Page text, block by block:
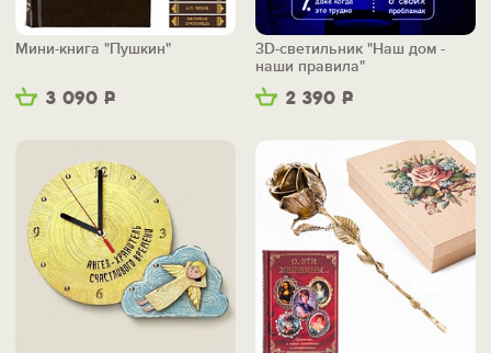
3 090 Р
Мини-книга "Пушкин"
2 390 Р
3D-светильник "Наш дом -
наши правила"